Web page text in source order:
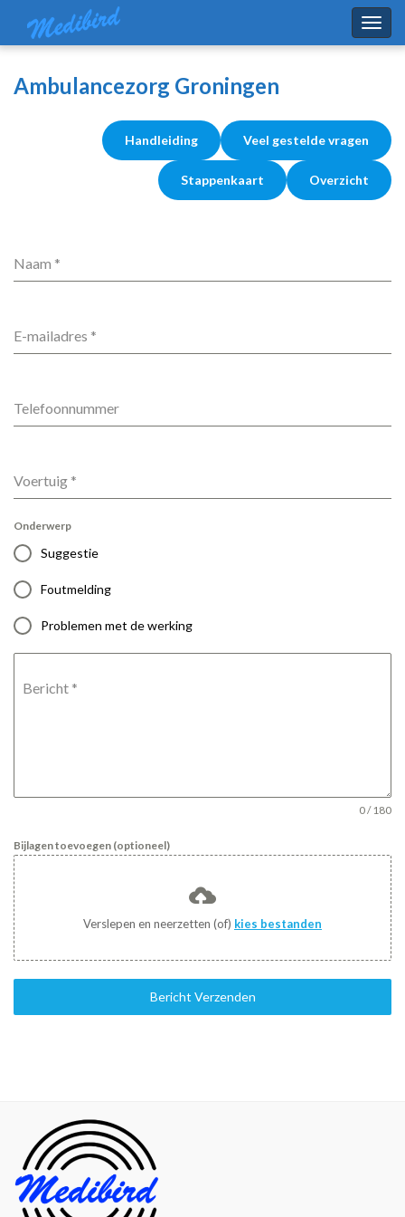
Ambulancezorg Groningen
Handleiding Veel gestelde vragen
Stappenkaart Overzicht
Naam *
E-mailadres *
Telefoonnummer
Voertuig *
Onderwerp
Suggestie
Foutmelding
Problemen met de werking
Bericht *
0 / 180
Bijlagen toevoegen (optioneel)
Verslepen en neerzetten (of) kies bestanden
Bericht Verzenden